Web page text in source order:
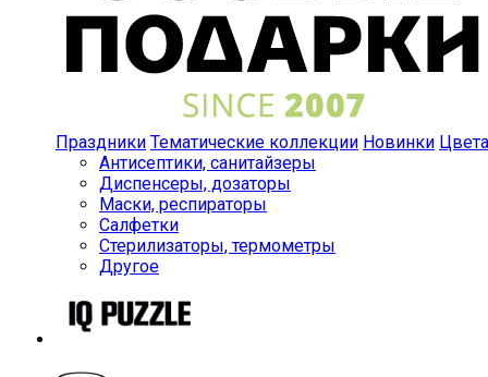
Праздники Тематические коллекции Новинки Цвета
Антисептики, санитайзеры
Диспенсеры, дозаторы
Маски, респираторы
Салфетки
Стерилизаторы, термометры
Другое